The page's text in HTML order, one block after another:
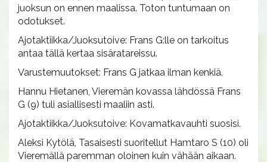
juoksun on ennen maalissa. Toton tuntumaan on
odotukset.
Ajotaktiikka/Juoksutoive: Frans G:lle on tarkoitus
antaa tällä kertaa sisäratareissu.
Varustemuutokset: Frans G jatkaa ilman kenkiä.
Hannu Hietanen, Vieremän kovassa lähdössä Frans
G (9) tuli asiallisesti maaliin asti.
Ajotaktiikka/Juoksutoive: Kovamatkavauhti suosisi.
Aleksi Kytölä, Tasaisesti suoritellut Hamtaro S (10) oli
Vieremällä paremman oloinen kuin vähään aikaan.